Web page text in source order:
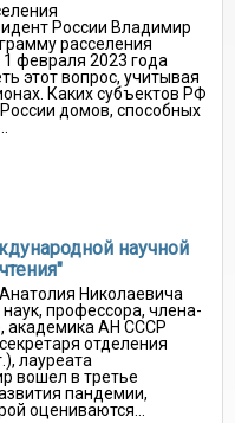
России Владимир
расселения
февраля 2023 года
этот вопрос, учитывая
Каких субъектов РФ
домов, способных
научной
Николаевича
профессора, члена-
академика АН СССР
отделения
лауреата
вошел в третье
пандемии,
оцениваются...